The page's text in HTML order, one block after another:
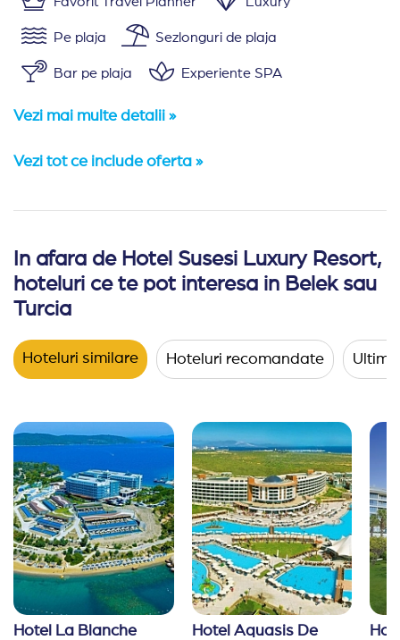
Pe plaja Sezlonguri de plaja
Bar pe plaja Experiente SPA
Vezi mai multe detalii »
Vezi tot ce include oferta »
Hotelul are in componenta sa 387 de
Facilitati / servicii:
Activitati: sezlonguri, umbrele, saltele si prosoape la
In afara de Hotel Susesi Luxury Resort,
hoteluri ce te pot interesa in Belek sau
Turcia
Hoteluri similare Hoteluri recomandate
Hotel La Blanche
Hotel Aquasis De